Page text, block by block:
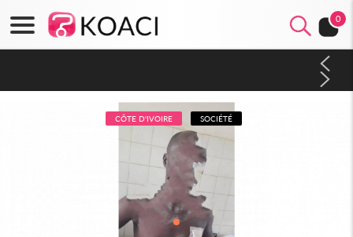
0
CÔTE D'IVOIRE SOCIÉTÉ